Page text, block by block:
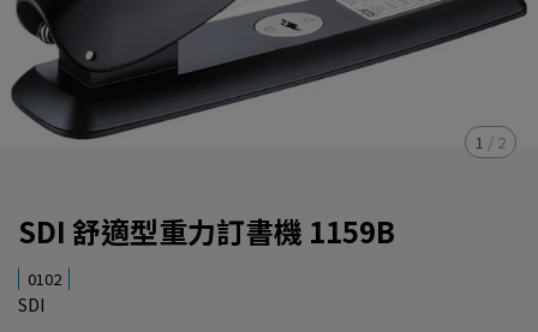
1 / 2
SDI 舒適型重力訂書機 1159B
0102
SDI